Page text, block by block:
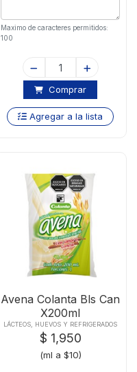
Maximo de caracteres permitidos:
100
Comprar
Agregar a la lista
Avena Colanta Bls Can
X200ml
LÁCTEOS, HUEVOS Y REFRIGERADOS
$ 1,950
(ml a $10)